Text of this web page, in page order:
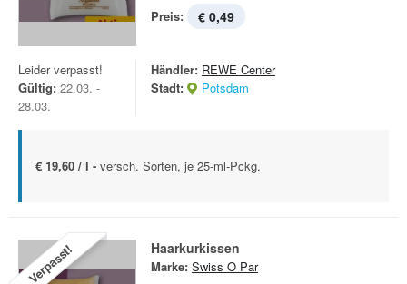
Preis: € 0,49
Leider verpasst!
Gültig: 22.03. -
28.03.
Händler: REWE Center
Stadt:
Potsdam
€ 19,60 / l - versch. Sorten, je 25-ml-Pckg.
Verpasst! Haarkurkissen
Marke: Swiss O Par